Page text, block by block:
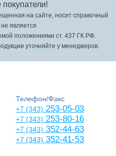
на сайте, носит справочный
является
положениями ст. 437 ГК РФ.
уточняйте у менеджеров.
Телефон/Факс
+7 (343) 253-05-03
+7 (343) 253-80-16
+7 (343) 352-44-63
+7 (343) 352-41-53